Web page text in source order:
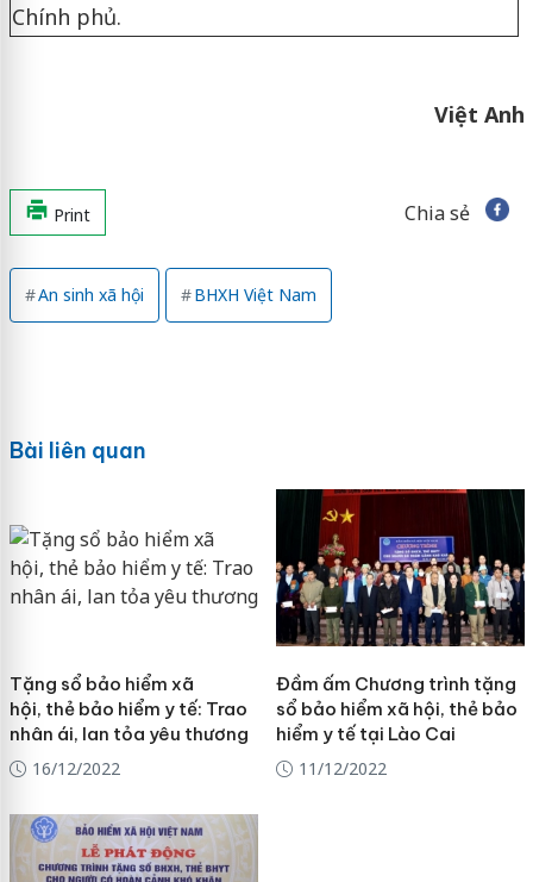
Chính phủ.
Việt Anh
Print Chia sẻ
An sinh xã hội BHXH Việt Nam
Bài liên quan
Tặng sổ bảo hiểm xã
hội, thẻ bảo hiểm y tế: Trao
nhân ái, lan tỏa yêu thương
16/12/2022
Đầm ấm Chương trình tặng
sổ bảo hiểm xã hội, thẻ bảo
hiểm y tế tại Lào Cai
11/12/2022